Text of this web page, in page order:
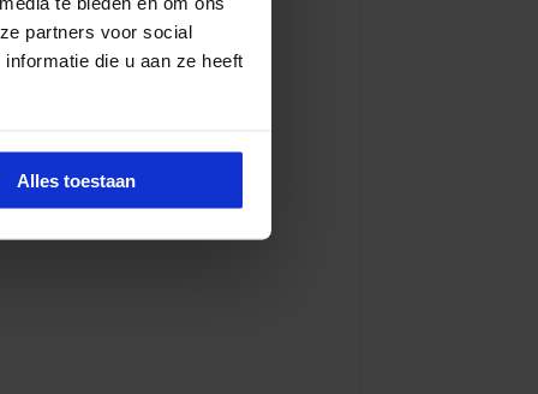
partners voor social
die u aan ze heeft
Alles toestaan